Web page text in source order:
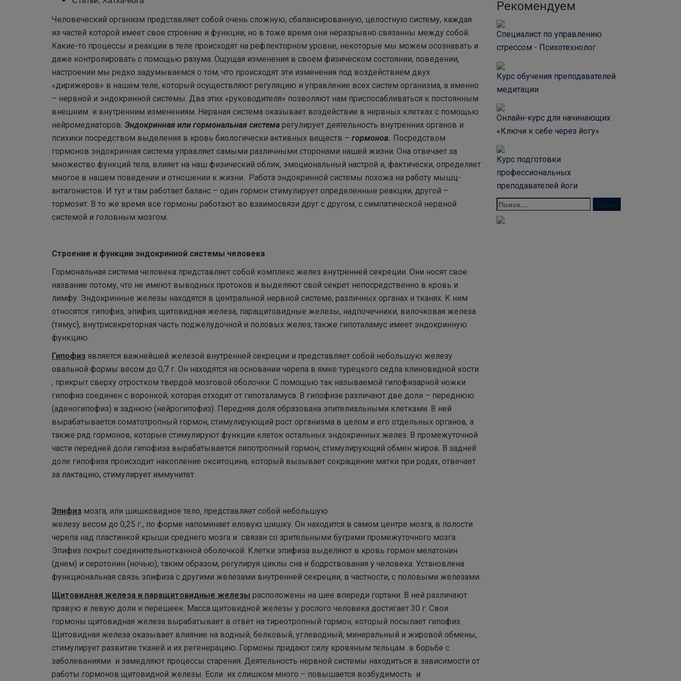
Человеческий организм представляет собой очень сложную, сбалансированную, целостную систему, каждая
из частей которой имеет свое строение и функции, но в тоже время они неразрывно связанны между собой.
Какие-то процессы и реакции в теле происходят на рефлекторном уровне, некоторые мы можем осознавать и
даже контролировать с помощью разума. Ощущая изменения в своем физическом состоянии, поведении,
настроении мы редко задумываемся о том, что происходят эти изменения под воздействием двух
«дирижеров» в нашем теле, который осуществляют регуляцию и управление всех систем организма, а именно
– нервной и эндокринной системы. Два этих «руководителя» позволяют нам приспосабливаться к постоянным
внешним и внутренним изменениям. Нервная система оказывает воздействие в нервных клетках с помощью
нейромедиаторов. Эндокринная или гормональная система регулирует деятельность внутренних органов и
психики посредством выделения в кровь биологически активных веществ – гормонов. Посредством
гормонов эндокринная система управляет самыми различными сторонами нашей жизни. Она отвечает за
множество функций тела, влияет на наш физический облик, эмоциональный настрой и, фактически, определяет
многое в нашем поведении и отношении к жизни. Работа эндокринной системы похожа на работу мышц-
антагонистов. И тут и там работает баланс – один гормон стимулирует определенные реакции, другой –
тормозит. В то же время все гормоны работают во взаимосвязи друг с другом, с симпатической нервной
системой и головным мозгом.
Строение и функции эндокринной системы человека
Гормональная система человека представляет собой комплекс желез внутренней секреции. Они носят свое
название потому, что не имеют выводных протоков и выделяют свой секрет непосредственно в кровь и
лимфу. Эндокринные железы находятся в центральной нервной системе, различных органах и тканях. К ним
относятся: гипофиз, эпифиз, щитовидная железа, паращитовидные железы, надпочечники, вилочковая железа
(тимус), внутрисекреторная часть поджелудочной и половых желез; также гипоталамус имеет эндокринную
функцию.
Гипофиз является важнейшей железой внутренней секреции и представляет собой небольшую железу
овальной формы весом до 0,7 г. Он находятся на основании черепа в ямке турецкого седла клиновидной кости
‚ прикрыт сверху отростком твердой мозговой оболочки. С помощью так называемой гипофизарной ножки
гипофиз соединен с воронкой, которая отходит от гипоталамуса. В гипофизе различают две доли – переднюю
(аденогипофиз) и заднюю (нейрогипофиз). Передняя доля образована эпителиальными клетками. В ней
вырабатывается соматотропный гормон, стимулирующий рост организма в целом и его отдельных органов, а
также ряд гормонов, которые стимулируют функции клеток остальных эндокринных желез. В промежуточной
части передней доли гипофиза вырабатывается липотропный гормон, стимулирующий обмен жиров. В задней
доле гипофиза происходит накопление окситоцина, который вызывает сокращение матки при родах, отвечает
за лактацию, стимулирует иммунитет.
Эпифиз мозга, или шишковидное тело‚ представляет собой небольшую
железу весом до 0,25 г., по форме напоминает еловую шишку. Он находится в самом центре мозга, в полости
черепа над пластинкой крыши среднего мозга и связан со зрительными буграми промежуточного мозга.
Эпифиз покрыт соединительнотканной оболочкой. Клетки эпифиза выделяют в кровь гормон мелатонин
(днем) и серотонин (ночью), таким образом, регулируя циклы сна и бодрствования у человека. Установлена
функциональная связь эпифиза с другими железами внутренней секреции, в частности, с половыми железами.
Щитовидная железа и паращитовидные железы расположены на шее впереди гортани. В ней различают
правую и левую доли и перешеек. Масса щитовидной железы у рослого человека достигает 30 г. Свои
гормоны щитовидная железа вырабатывает в ответ на тиреотропный гормон, который посылает гипофиз.
Щитовидная железа оказывает влияние на водный, белковый, углеводный, минеральный и жировой обмены,
стимулирует развитие тканей и их регенерацию. Гормоны придают силу кровяным тельцам в борьбе с
заболеваниями и замедляют процессы старения. Деятельность нервной системы находиться в зависимости от
работы гормонов щитовидной железы. Если их слишком много – повышается возбудимость и
Рекомендуем
Специалист по управлению
стрессом - Психотехнолог
Курс обучения преподавателей
медитации
Онлайн-курс для начинающих
«Ключи к себе через йогу»
Курс подготовки
профессиональных
преподавателей йоги